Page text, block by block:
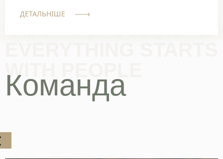
ДЕТАЛЬНІШЕ
WITH PEOPLE
Команда